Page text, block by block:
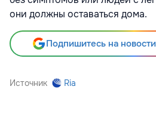
они должны оставаться дома.
Подпишитесь на
Источник Ria